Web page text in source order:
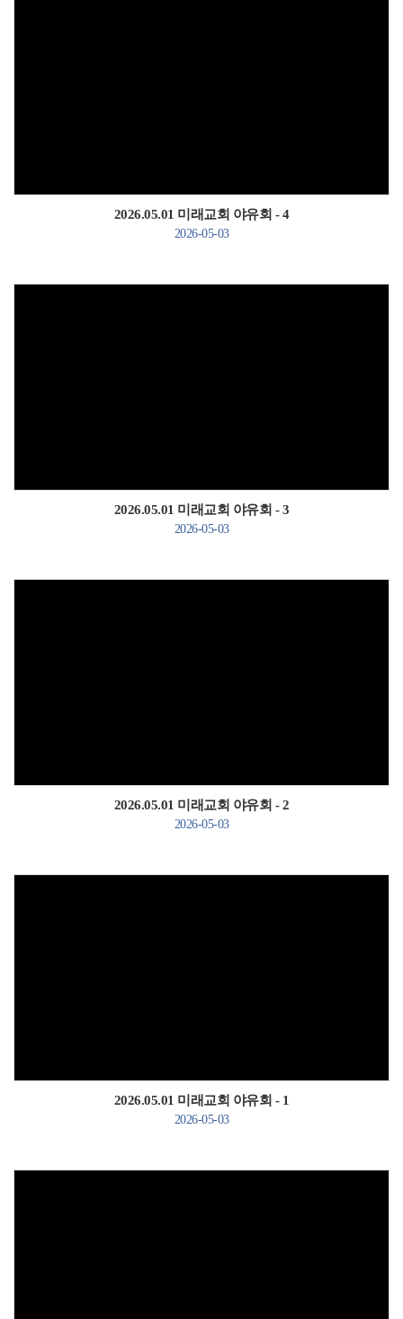
2026.05.01 미래교회 야유회 - 4
2026-05-03
2026.05.01 미래교회 야유회 - 3
2026-05-03
2026.05.01 미래교회 야유회 - 2
2026-05-03
2026.05.01 미래교회 야유회 - 1
2026-05-03